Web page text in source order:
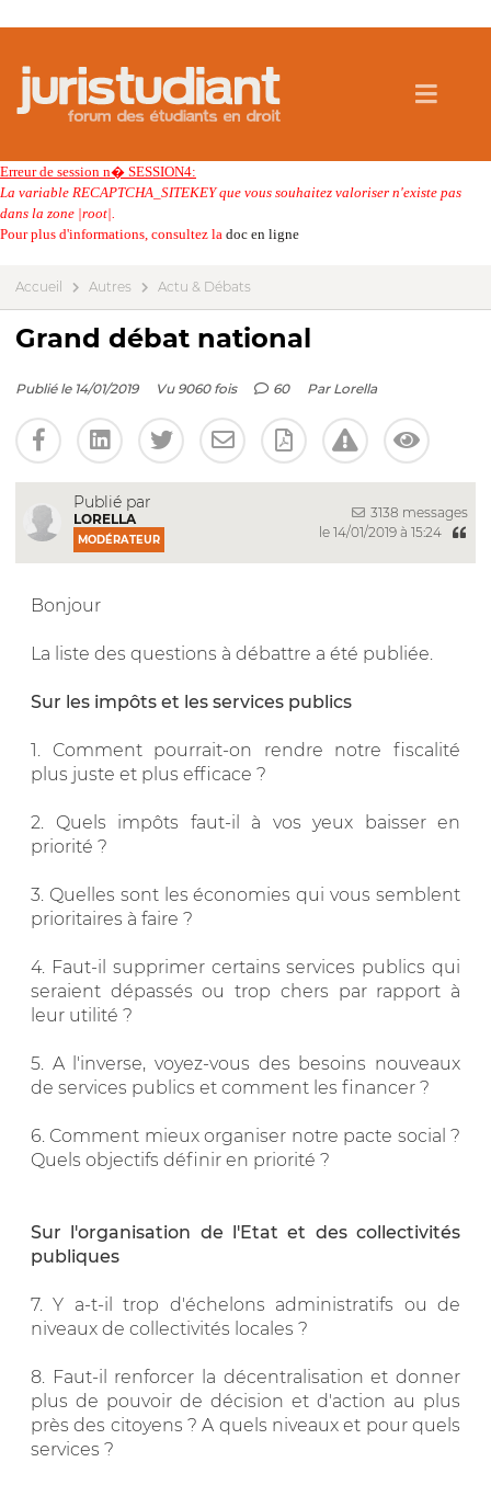
Erreur de session n� SESSION4:
La variable RECAPTCHA_SITEKEY que vous souhaitez valoriser n'existe pas
dans la zone |root|.
Pour plus d'informations, consultez la doc en ligne
Accueil Autres Actu & Débats
Grand débat national
Publié le 14/01/2019 Vu 9060 fois 60 Par Lorella
Publié par
LORELLA
MODÉRATEUR
3138 messages
le 14/01/2019 à 15:24
Bonjour
La liste des questions à débattre a été publiée.
Sur les impôts et les services publics
1. Comment pourrait-on rendre notre fiscalité
plus juste et plus efficace ?
2. Quels impôts faut-il à vos yeux baisser en
priorité ?
3. Quelles sont les économies qui vous semblent
prioritaires à faire ?
4. Faut-il supprimer certains services publics qui
seraient dépassés ou trop chers par rapport à
leur utilité ?
5. A l'inverse, voyez-vous des besoins nouveaux
de services publics et comment les financer ?
6. Comment mieux organiser notre pacte social ?
Quels objectifs définir en priorité ?
Sur l'organisation de l'Etat et des collectivités
publiques
7. Y a-t-il trop d'échelons administratifs ou de
niveaux de collectivités locales ?
8. Faut-il renforcer la décentralisation et donner
plus de pouvoir de décision et d'action au plus
près des citoyens ? A quels niveaux et pour quels
services ?